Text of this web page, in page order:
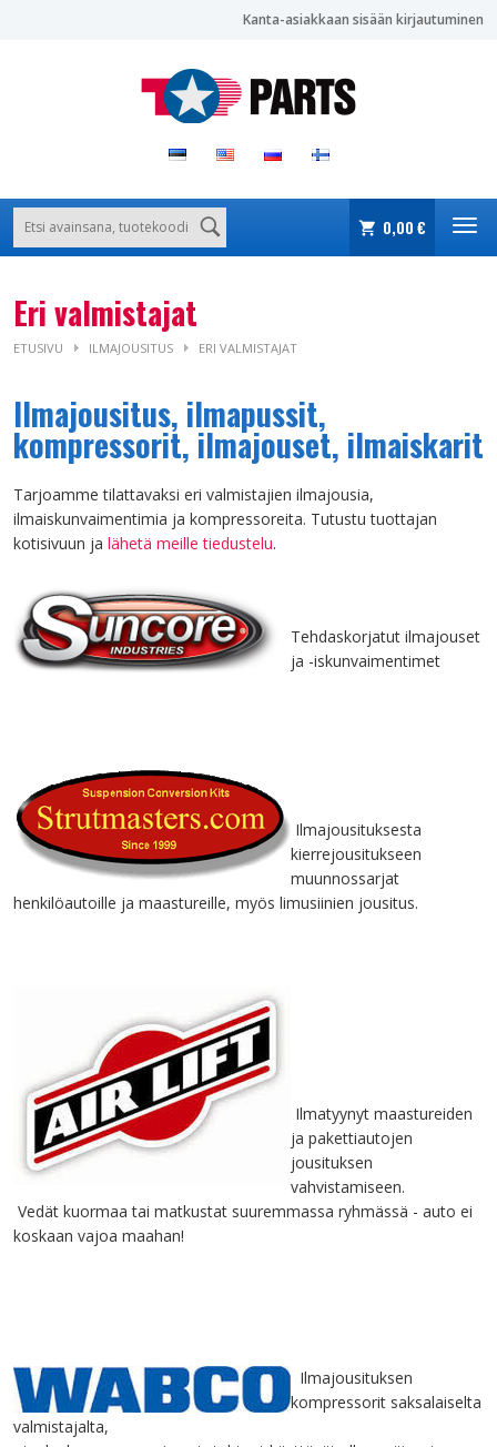
Kanta-asiakkaan sisään kirjautuminen
0,00 €
Eri valmistajat
ETUSIVU ILMAJOUSITUS ERI VALMISTAJAT
Ilmajousitus, ilmapussit,
kompressorit, ilmajouset, ilmaiskarit
Tarjoamme tilattavaksi eri valmistajien ilmajousia,
ilmaiskunvaimentimia ja kompressoreita. Tutustu tuottajan
kotisivuun ja lähetä meille tiedustelu.
Tehdaskorjatut ilmajouset
ja -iskunvaimentimet
Ilmajousituksesta
kierrejousitukseen
muunnossarjat
henkilöautoille ja maastureille, myös limusiinien jousitus.
Ilmatyynyt maastureiden
ja pakettiautojen
jousituksen
vahvistamiseen.
Vedät kuormaa tai matkustat suuremmassa ryhmässä - auto ei
koskaan vajoa maahan!
Ilmajousituksen
kompressorit saksalaiselta
valmistajalta,